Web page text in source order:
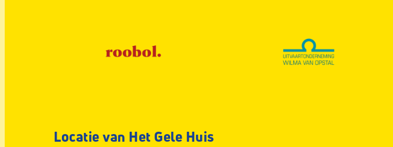
Locatie van Het Gele Huis